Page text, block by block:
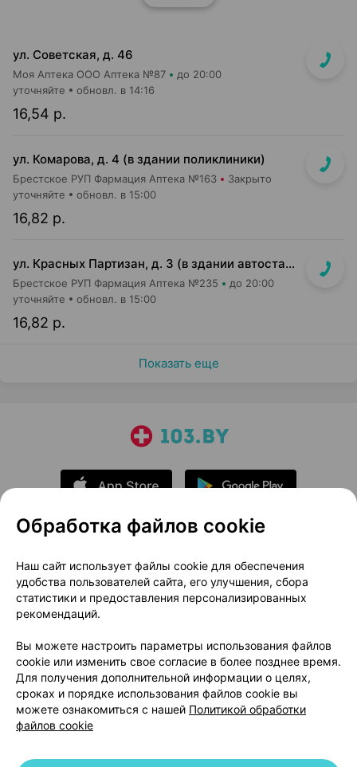
ул. Советская, д. 46
Моя Аптека ООО Аптека №87 до 20:00
16,54 р.
уточняйте обновл. в 14:16
ул. Комарова, д. 4 (в здании поликлиники)
Брестское РУП Фармация Аптека №163 Закрыто
16,82 р.
уточняйте обновл. в 15:00
ул. Красных Партизан, д. 3 (в здании автостанции)
Брестское РУП Фармация Аптека №235 до 20:00
16,82 р.
уточняйте обновл. в 15:00
Показать еще
О проекте
Новости проекта
Размещение рекламы
Медицинский маркетинг
Публичный договор
Доставка
Способы оплаты
Вакансии
Партнеры
Написать руководителю 103.by
Написать в поддержку
Персональные настройки Cookie
Обработка файлов cookie
Наш сайт использует файлы cookie для обеспечения
удобства пользователей сайта, его улучшения, сбора
статистики и предоставления персонализированных
рекомендаций.
Вы можете настроить параметры использования файлов
cookie или изменить свое согласие в более позднее время.
Для получения дополнительной информации о целях,
сроках и порядке использования файлов cookie вы
можете ознакомиться с нашей Политикой обработки
файлов cookie